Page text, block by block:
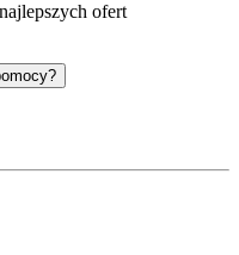
ofert